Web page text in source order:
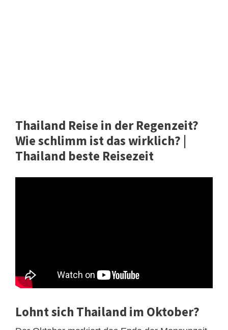
Thailand Reise in der Regenzeit?
Wie schlimm ist das wirklich? |
Thailand beste Reisezeit
Lohnt sich Thailand im Oktober?